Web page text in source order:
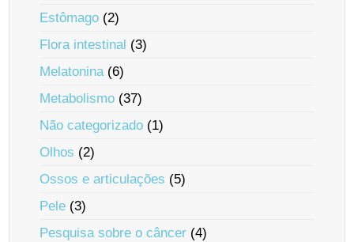
Estômago (2)
Flora intestinal (3)
Melatonina(6)
Metabolismo (37)
Não categorizado (1)
Olhos (2)
Ossos e articulações (5)
Pele (3)
Pesquisa sobre o câncer (4)